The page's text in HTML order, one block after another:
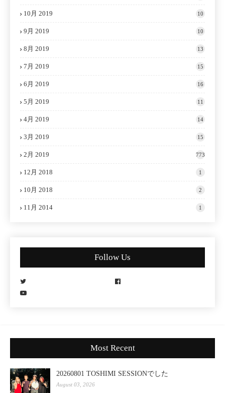
10月 2019 10
9月 2019 10
8月 2019 13
7月 2019 15
6月 2019 16
5月 2019 11
4月 2019 14
3月 2019 15
2月 2019 773
12月 2018 1
10月 2018 2
11月 2014 1
Follow Us
Most Recent
20260801 TOSHIMI SESSIONでした
August 03, 2026